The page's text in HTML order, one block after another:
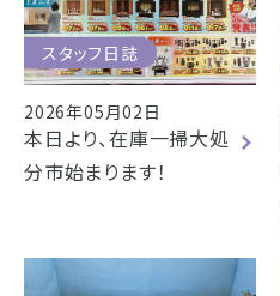
スタッフ日誌
2026年05月02日
本日より、在庫一掃大処
分市始まります！